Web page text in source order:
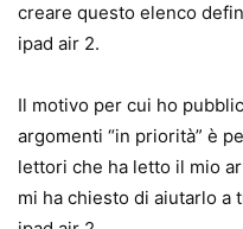
creare questo elenco
ipad air 2.
Il motivo per cui ho
argomenti “in priorità” è
lettori che ha letto il mio
mi ha chiesto di aiutarlo a